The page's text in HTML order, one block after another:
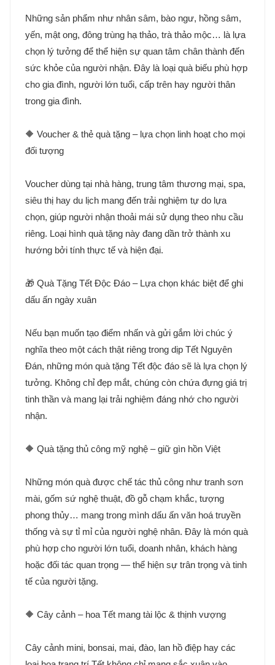
Những sản phẩm như nhân sâm, bào ngư, hồng sâm,
yến, mật ong, đông trùng hạ thảo, trà thảo mộc… là lựa
chọn lý tưởng để thể hiện sự quan tâm chân thành đến
sức khỏe của người nhận. Đây là loại quà biếu phù hợp
cho gia đình, người lớn tuổi, cấp trên hay người thân
trong gia đình.
🔶 Voucher & thẻ quà tặng – lựa chọn linh hoạt cho mọi
đối tượng
Voucher dùng tại nhà hàng, trung tâm thương mại, spa,
siêu thị hay du lịch mang đến trải nghiệm tự do lựa
chọn, giúp người nhận thoải mái sử dụng theo nhu cầu
riêng. Loại hình quà tặng này đang dần trở thành xu
hướng bởi tính thực tế và hiện đại.
🎁 Quà Tặng Tết Độc Đáo – Lựa chọn khác biệt để ghi
dấu ấn ngày xuân
Nếu bạn muốn tạo điểm nhấn và gửi gắm lời chúc ý
nghĩa theo một cách thật riêng trong dịp Tết Nguyên
Đán, những món quà tặng Tết độc đáo sẽ là lựa chọn lý
tưởng. Không chỉ đẹp mắt, chúng còn chứa đựng giá trị
tinh thần và mang lại trải nghiệm đáng nhớ cho người
nhận.
🔶 Quà tặng thủ công mỹ nghệ – giữ gìn hồn Việt
Những món quà được chế tác thủ công như tranh sơn
mài, gốm sứ nghệ thuật, đồ gỗ chạm khắc, tượng
phong thủy… mang trong mình dấu ấn văn hoá truyền
thống và sự tỉ mỉ của người nghệ nhân. Đây là món quà
phù hợp cho người lớn tuổi, doanh nhân, khách hàng
hoặc đối tác quan trọng — thể hiện sự trân trọng và tinh
tế của người tặng.
🔶 Cây cảnh – hoa Tết mang tài lộc & thịnh vượng
Cây cảnh mini, bonsai, mai, đào, lan hồ điệp hay các